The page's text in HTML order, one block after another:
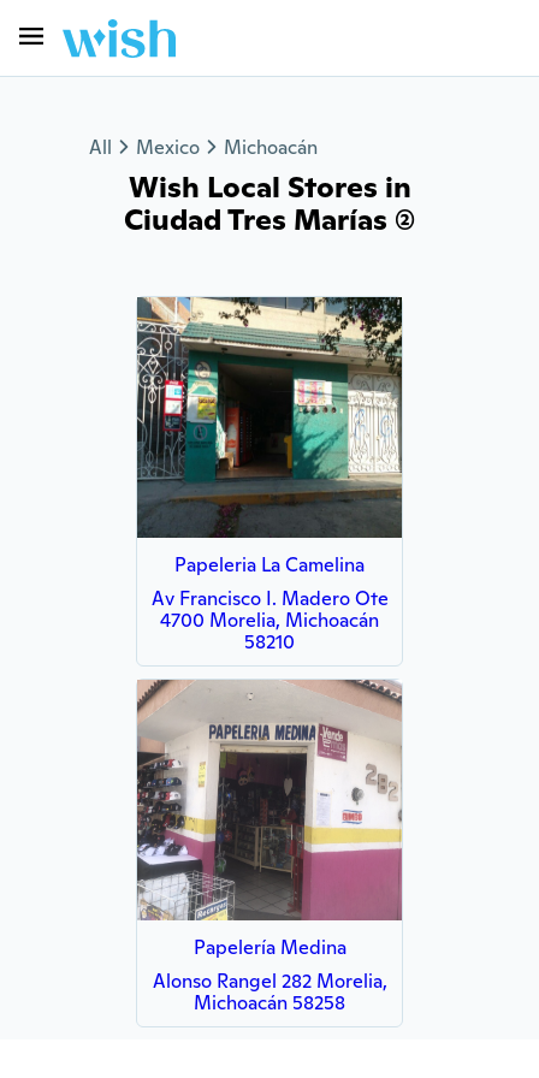
All Mexico Michoacán
Wish Local Stores in
Ciudad Tres Marías (2)
Papeleria La Camelina
Av Francisco I. Madero Ote
4700 Morelia, Michoacán
58210
Papelería Medina
Alonso Rangel 282 Morelia,
Michoacán 58258